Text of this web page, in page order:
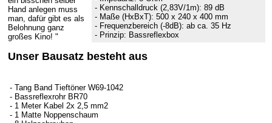
- Kennschalldruck (2,83V/1m): 89 dB
- Maße (HxBxT): 500 x 240 x 400 mm
- Frequenzbereich (-8dB): ab ca. 35 Hz
- Prinzip: Bassreflexbox
Hand anlegen muss
man, dafür gibt es als
Belohnung ganz
großes Kino! "
Unser Bausatz besteht aus
- Tang Band Tieftöner W69-1042
- Bassreflexrohr BR70
- 1 Meter Kabel 2x 2,5 mm2
- 1 Matte Noppenschaum